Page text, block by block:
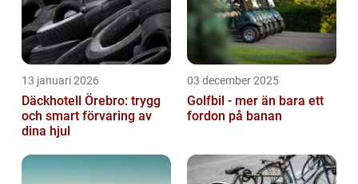
13 januari 2026
Däckhotell Örebro: trygg
och smart förvaring av
dina hjul
03 december 2025
Golfbil - mer än bara ett
fordon på banan